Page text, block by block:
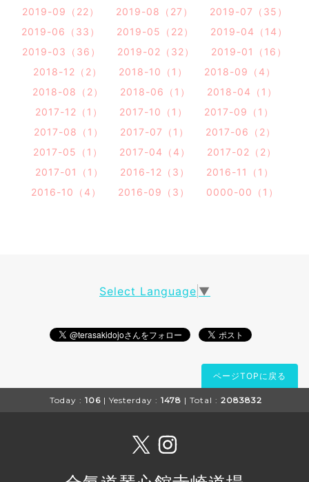
2019-09（22）
2019-08（27）
2019-07（35）
2019-06（33）
2019-05（22）
2019-04（14）
2019-03（36）
2019-02（32）
2019-01（16）
2018-12（2）
2018-10（1）
2018-09（4）
2018-08（2）
2018-06（1）
2018-04（1）
2017-12（1）
2017-10（1）
2017-09（1）
2017-08（1）
2017-07（1）
2017-06（2）
2017-05（1）
2017-04（4）
2017-02（2）
2017-01（1）
2016-12（3）
2016-11（1）
2016-10（4）
2016-09（3） 0000-00（1）
Select Language ▼
ページTOPに戻る
Today : 106 | Yesterday : 1478 | Total : 2083832